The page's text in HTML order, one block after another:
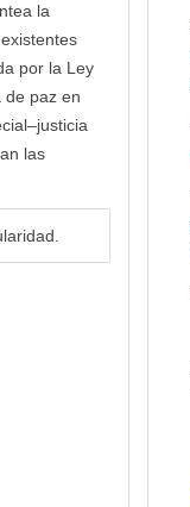
la
por la Ley
de paz en
las